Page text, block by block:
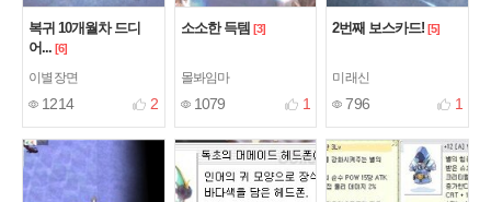
복귀 10개월차 드디
어... [6]
이별장면
1214 2
소소한 득템 [3]
몰봐임마
1079 1
2번째 보스카드! [5]
미래신
796 1